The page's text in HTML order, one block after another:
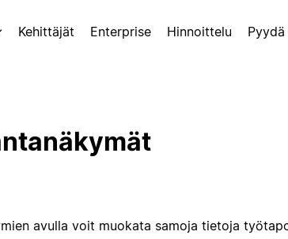
Kehittäjät Enterprise Hinnoittelu
avulla voit muokata samoja tietoja